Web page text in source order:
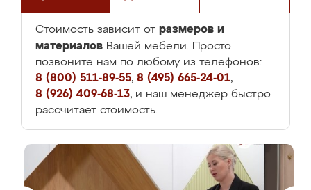
Стоимость зависит от размеров и
материалов Вашей мебели. Просто
позвоните нам по любому из телефонов:
8 (800) 511-89-55, 8 (495) 665-24-01,
8 (926) 409-68-13, и наш менеджер быстро
рассчитает стоимость.